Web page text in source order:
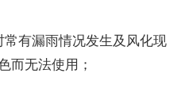
有漏雨情况发生及风化现
而无法使用；